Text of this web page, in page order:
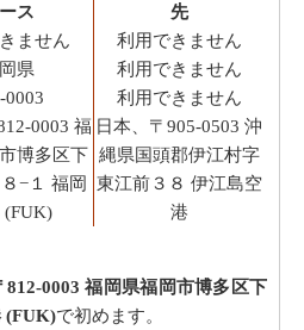
ス
ません
県
0003
0003 福
博多区下
−１ 福岡
(FUK)
先
利用できません
利用できません
利用できません
日本、〒905-0503 沖
縄県国頭郡伊江村字
東江前３８ 伊江島空
港
812-0003 福岡県福岡市博多区下
(FUK)で初めます。